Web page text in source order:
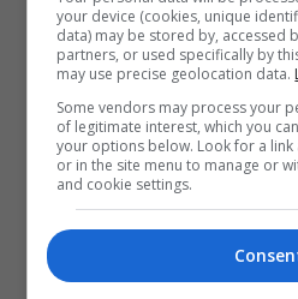
your device (cookies, unique
data) may be stored by, accessed
partners, or used specifically by
may use precise geolocation data.
Some vendors may process your
of legitimate interest, which you
your options below. Look for a
or in the site menu to manage or
and cookie settings.